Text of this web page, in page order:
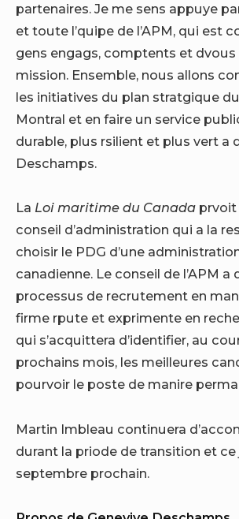
partenaires. Je me sens appuye
et toute l’quipe de l’APM, qui est
gens engags, comptents et dvous
mission. Ensemble, nous allons
les initiatives du plan stratgique
Montral et en faire un service
durable, plus rsilient et plus vert a
Deschamps.
La Loi maritime du Canada prvoit
conseil d’administration qui a la
choisir le PDG d’une
canadienne. Le conseil de l’APM a
processus de recrutement en
firme rpute et exprimente en
qui s’acquittera d’identifier, au
prochains mois, les meilleures
pourvoir le poste de manire
Martin Imbleau continuera
durant la priode de transition et ce
septembre prochain.